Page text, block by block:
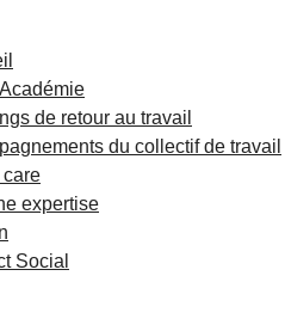
de retour au travail
du collectif de travail
care
expertise
Social